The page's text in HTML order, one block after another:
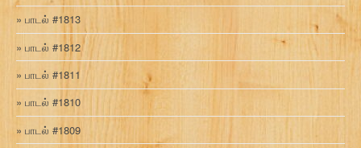
பாடல் #1813
பாடல் #1812
பாடல் #1811
பாடல் #1810
பாடல் #1809